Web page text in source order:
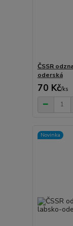
ČSSR
oderská
70 Kč/ks
Novinka